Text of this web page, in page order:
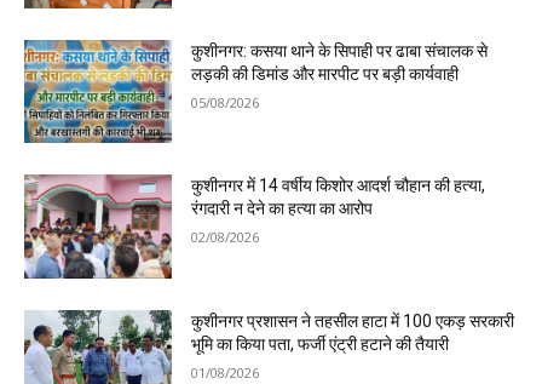
कुशीनगर: कसया थाने के सिपाही पर ढाबा संचालक से
लड़की की डिमांड और मारपीट पर बड़ी कार्यवाही
05/08/2026
कुशीनगर में 14 वर्षीय किशोर आदर्श चौहान की हत्या,
रंगदारी न देने का हत्या का आरोप
02/08/2026
कुशीनगर प्रशासन ने तहसील हाटा में 100 एकड़ सरकारी
भूमि का किया पता, फर्जी एंट्री हटाने की तैयारी
01/08/2026